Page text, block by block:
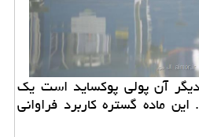
آن پولی پوكساید است یك
ماده گستره كاربرد فراوانی